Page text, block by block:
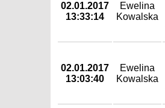
02.01.2017
13:33:14
Ewelina
Kowalska
02.01.2017
13:03:40
Ewelina
Kowalska